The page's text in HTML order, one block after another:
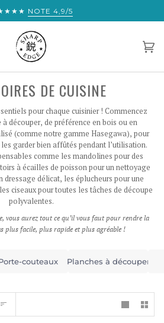
LIVRAISON EXPRESS GRATUITE
NOTE 4,9/5
DE CUISINE
pour chaque cuisinier ! Commencez
découper, de préférence en bois ou en
(comme notre gamme Hasegawa), pour
garder bien affûtés pendant l’utilisation.
comme les mandolines pour des
à écailles de poisson pour un nettoyage
dressage délicat, les éplucheurs pour une
ciseaux pour toutes les tâches de découpe
polyvalentes.
vous aurez tout ce qu’il vous faut pour rendre la
plus facile, plus rapide et plus agréable !
couteaux Planches à découper